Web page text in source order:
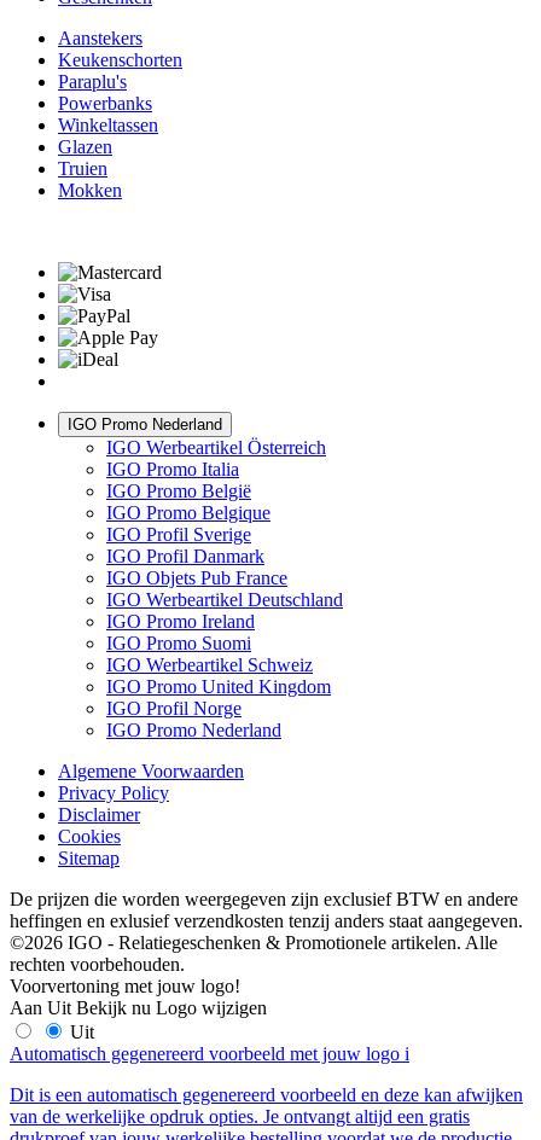
Aanstekers
Keukenschorten
Paraplu's
Powerbanks
Winkeltassen
Glazen
Truien
Mokken
IGO Promo Nederland
IGO Werbeartikel Österreich
IGO Promo Italia
IGO Promo België
IGO Promo Belgique
IGO Profil Sverige
IGO Profil Danmark
IGO Objets Pub France
IGO Werbeartikel Deutschland
IGO Promo Ireland
IGO Promo Suomi
IGO Werbeartikel Schweiz
IGO Promo United Kingdom
IGO Profil Norge
IGO Promo Nederland
Algemene Voorwaarden
Privacy Policy
Disclaimer
Cookies
Sitemap
De prijzen die worden weergegeven zijn exclusief BTW en andere
heffingen en exlusief verzendkosten tenzij anders staat aangegeven.
©2026 IGO - Relatiegeschenken & Promotionele artikelen. Alle
rechten voorbehouden.
Voorvertoning met jouw logo!
Aan Uit Bekijk nu Logo wijzigen
Uit
Automatisch gegenereerd voorbeeld met jouw logo i
Dit is een automatisch gegenereerd voorbeeld en deze kan afwijken
van de werkelijke opdruk opties. Je ontvangt altijd een gratis